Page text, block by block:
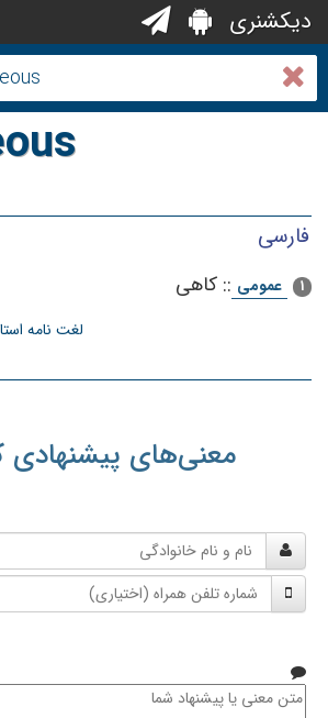
دیکشنری
فارسی
1 عمومی :: كاهی‌
لغت نامه
معنی‌های پیشنهادی
و
نام
خانوادگی
شماره
تلفن
متن